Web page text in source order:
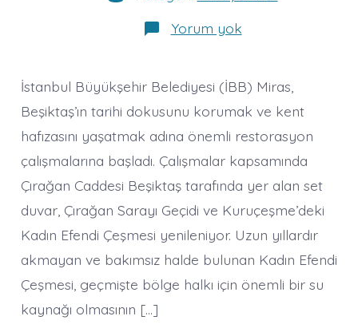
Yorum yokİBB
Miras
Çalışmalarına
Başladı!
İstanbul Büyükşehir Belediyesi (İBB) Miras,
Beşiktaş’ın tarihi dokusunu korumak ve kent
hafızasını yaşatmak adına önemli restorasyon
çalışmalarına başladı. Çalışmalar kapsamında
Çırağan Caddesi Beşiktaş tarafında yer alan set
duvar, Çırağan Sarayı Geçidi ve Kuruçeşme’deki
Kadın Efendi Çeşmesi yenileniyor. Uzun yıllardır
akmayan ve bakımsız halde bulunan Kadın Efendi
Çeşmesi, geçmişte bölge halkı için önemli bir su
kaynağı olmasının […]